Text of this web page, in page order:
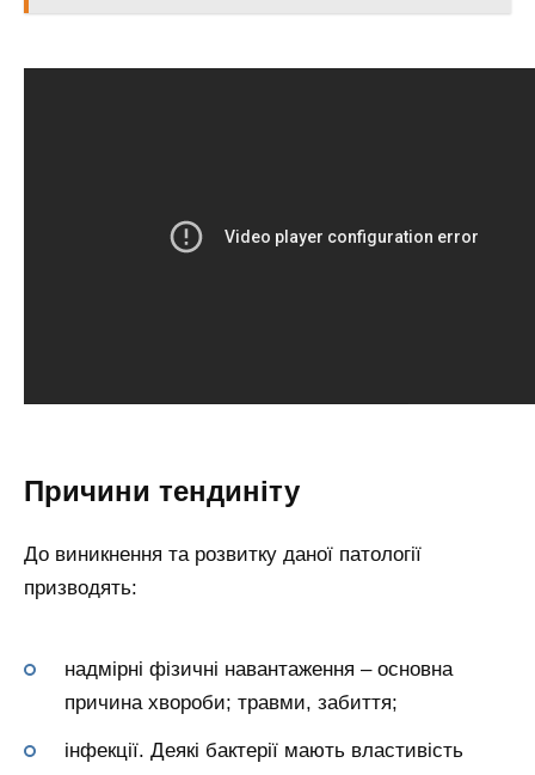
Причини тендиніту
До виникнення та розвитку даної патології
призводять:
надмірні фізичні навантаження – основна
причина хвороби; травми, забиття;
інфекції. Деякі бактерії мають властивість